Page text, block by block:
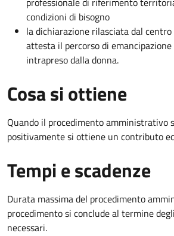
condizioni di bisogno
la dichiarazione rilasciata dal
attesta il percorso di
intrapreso dalla donna.
Cosa si ottiene
Quando il procedimento amministrativo
positivamente si ottiene un contributo
Tempi e scadenze
Durata massima del procedimento
procedimento si conclude al termine
necessari.